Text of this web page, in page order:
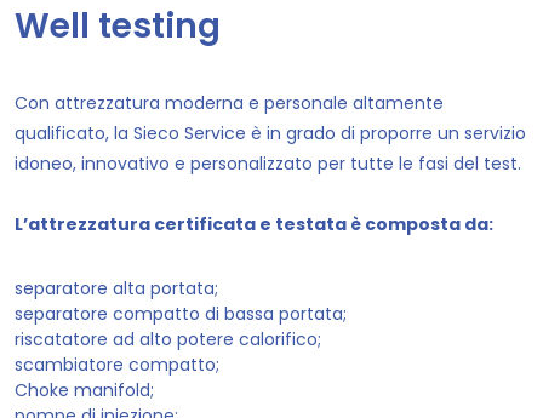
Well testing
Con attrezzatura moderna e personale altamente
qualificato, la Sieco Service è in grado di proporre un servizio
idoneo, innovativo e personalizzato per tutte le fasi del test.
L’attrezzatura certificata e testata è composta da:
separatore alta portata;
separatore compatto di bassa portata;
riscatatore ad alto potere calorifico;
scambiatore compatto;
Choke manifold;